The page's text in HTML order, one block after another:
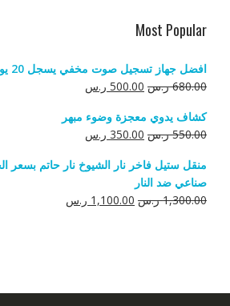
Most Popular
افضل جهاز تسجيل صوت مخفي يسجل 20 يوم متواصلة.
680.00 ر.س السعر
هو:
680.00 ر.س.
500.00 ر.سالسعر
هو:
500.00 ر.س.
كشاف يدوي معجزة وضوء مبهر
550.00 ر.س السعر
هو:
550.00 ر.س.
350.00 ر.سالسعر
هو:
منقل ستيل فاخر نار الشيوخ نار حاتم بسعر
صناعي ضد النار
1,300.00 ر.س السعر
1,100.00 ر.سالسعر